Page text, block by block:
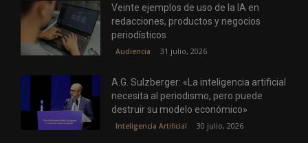
Veinte ejemplos de uso de la IA en
redacciones, productos y negocios
periodísticos
Audiencia 31 julio, 2026
A.G. Sulzberger: «La inteligencia artificial
necesita al periodismo, pero puede
destruir su modelo económico»
Inteligencia Artificial 30 julio, 2026